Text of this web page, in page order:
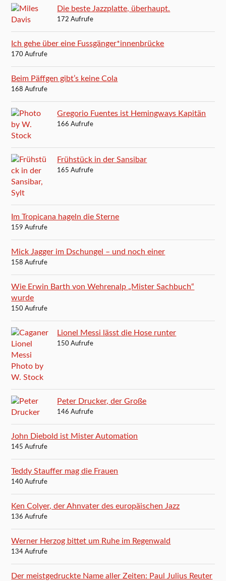
Die beste Jazzplatte, überhaupt.
172 Aufrufe
Ich gehe über eine Fussgänger*innenbrücke
170 Aufrufe
Beim Päffgen gibt’s keine Cola
168 Aufrufe
Gregorio Fuentes ist Hemingways Kapitän
166 Aufrufe
Frühstück in der Sansibar
165 Aufrufe
Im Tropicana hageln die Sterne
159 Aufrufe
Mick Jagger im Dschungel – und noch einer
158 Aufrufe
Wie Erwin Barth von Wehrenalp „Mister Sachbuch“
wurde
150 Aufrufe
Lionel Messi lässt die Hose runter
150 Aufrufe
Peter Drucker, der Große
146 Aufrufe
John Diebold ist Mister Automation
145 Aufrufe
Teddy Stauffer mag die Frauen
140 Aufrufe
Ken Colyer, der Ahnvater des europäischen Jazz
136 Aufrufe
Werner Herzog bittet um Ruhe im Regenwald
134 Aufrufe
Der meistgedruckte Name aller Zeiten: Paul Julius Reuter